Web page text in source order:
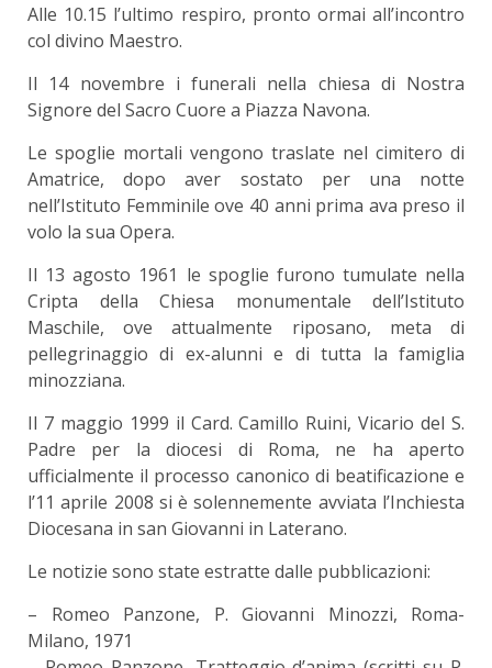
Alle 10.15 l’ultimo respiro, pronto ormai all’incontro
col divino Maestro.
Il 14 novembre i funerali nella chiesa di Nostra
Signore del Sacro Cuore a Piazza Navona.
Le spoglie mortali vengono traslate nel cimitero di
Amatrice, dopo aver sostato per una notte
nell’Istituto Femminile ove 40 anni prima ava preso il
volo la sua Opera.
Il 13 agosto 1961 le spoglie furono tumulate nella
Cripta della Chiesa monumentale dell’Istituto
Maschile, ove attualmente riposano, meta di
pellegrinaggio di ex-alunni e di tutta la famiglia
minozziana.
Il 7 maggio 1999 il Card. Camillo Ruini, Vicario del S.
Padre per la diocesi di Roma, ne ha aperto
ufficialmente il processo canonico di beatificazione e
l’11 aprile 2008 si è solennemente avviata l’Inchiesta
Diocesana in san Giovanni in Laterano.
Le notizie sono state estratte dalle pubblicazioni:
– Romeo Panzone, P. Giovanni Minozzi, Roma-
Milano, 1971